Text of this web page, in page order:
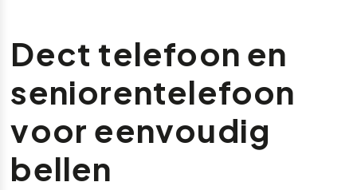
Dect telefoon en
seniorentelefoon
voor eenvoudig
bellen